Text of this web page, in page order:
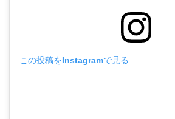
この投稿をInstagramで見る